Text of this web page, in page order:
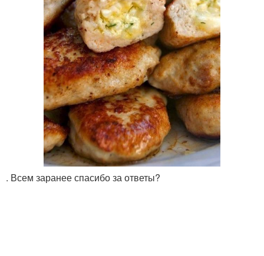
. Всем заранее спасибо за ответы?